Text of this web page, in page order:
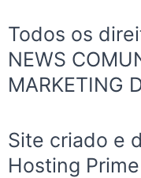
e
b
o
o
f
t
a
g
r
t
u
b
e
Todos os
NEWS
MARKETING
Site criado e
Hosting